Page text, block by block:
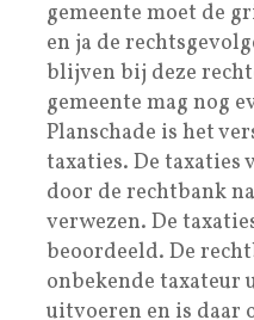
gemeente moet de
en ja de
blijven bij deze
gemeente mag nog
Planschade is het
taxaties. De taxaties
door de rechtbank
verwezen. De
beoordeeld. De
onbekende taxateur
uitvoeren en is daar